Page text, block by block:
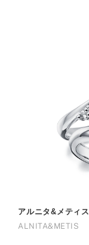
アルニタ&メティス
ALNITA&METIS